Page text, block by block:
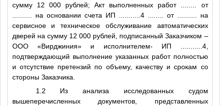
сумму 12 000 рублей; Акт выполненных работ
от
на основании счета ИП ...........4 от
на
сервисное и техническое обслуживание автоматических
дверей на сумму 12 000 рублей, подписанный Заказчиком –
ООО «Вирджиния» и исполнителем- ИП
...........4,
подтверждающий выполнение указанных работ полностью
и отсутствие претензий по объему, качеству и срокам со
стороны Заказчика.
1.2 Из анализа исследованных судом
вышеперечисленных документов, представленных